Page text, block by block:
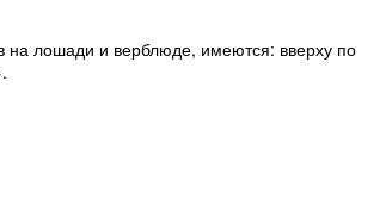
лошади и верблюде, имеются: вверху по